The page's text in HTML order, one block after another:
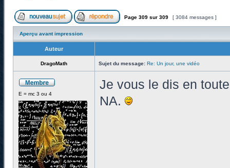
Page 309 sur 309 [ 3084 messages ]
Aperçu avant impression
Auteur
DragoMath Sujet du message: Re: Un jour, une vidéo
E = mc 3 ou 4
Je vous le dis en
NA.